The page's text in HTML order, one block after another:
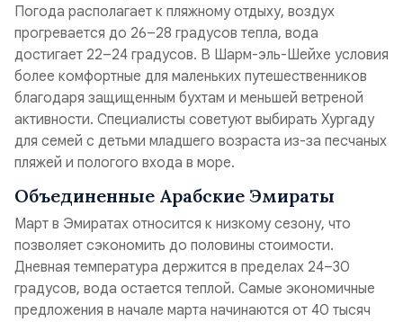
Погода располагает к пляжному отдыху, воздух
прогревается до 26–28 градусов тепла, вода
достигает 22–24 градусов. В Шарм-эль-Шейхе условия
более комфортные для маленьких путешественников
благодаря защищенным бухтам и меньшей ветреной
активности. Специалисты советуют выбирать Хургаду
для семей с детьми младшего возраста из-за песчаных
пляжей и пологого входа в море.
Объединенные Арабские Эмираты
Март в Эмиратах относится к низкому сезону, что
позволяет сэкономить до половины стоимости.
Дневная температура держится в пределах 24–30
градусов, вода остается теплой. Самые экономичные
предложения в начале марта начинаются от 40 тысяч